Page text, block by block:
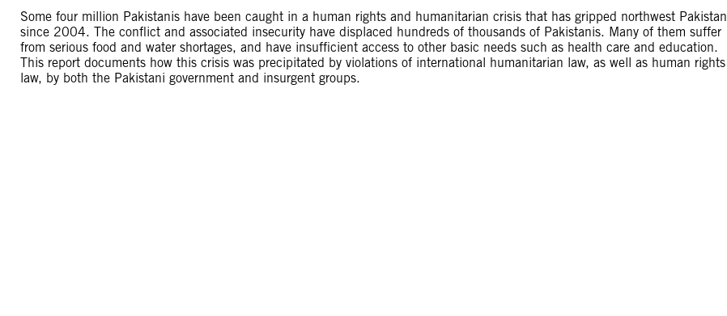
Some four million Pakistanis have been caught in a human rights and humanitarian crisis that has gripped northwest Pakistan
since 2004. The conflict and associated insecurity have displaced hundreds of thousands of Pakistanis. Many of them suffer
from serious food and water shortages, and have insufficient access to other basic needs such as health care and education.
This report documents how this crisis was precipitated by violations of international humanitarian law, as well as human rights
law, by both the Pakistani government and insurgent groups.